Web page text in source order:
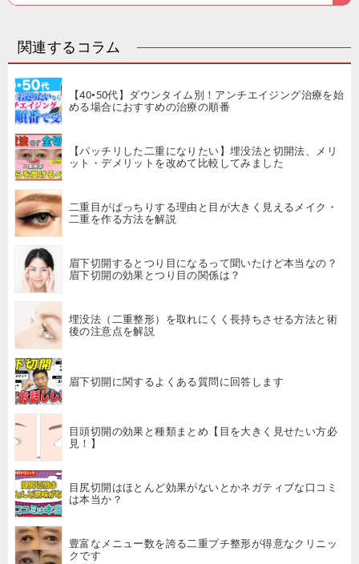
関連するコラム
【40•50代】ダウンタイム別！アンチエイジング治療を始
める場合におすすめの治療の順番
【パッチリした二重になりたい】埋没法と切開法、メリ
ット・デメリットを改めて比較してみました
二重目がぱっちりする理由と目が大きく見えるメイク・
二重を作る方法を解説
眉下切開するとつり目になるって聞いたけど本当なの？
眉下切開の効果とつり目の関係は？
埋没法（二重整形）を取れにくく長持ちさせる方法と術
後の注意点を解説
眉下切開に関するよくある質問に回答します
目頭切開の効果と種類まとめ【目を大きく見せたい方必
見！】
目尻切開はほとんど効果がないとかネガティブな口コミ
は本当か？
豊富なメニュー数を誇る二重プチ整形が得意なクリニッ
クです